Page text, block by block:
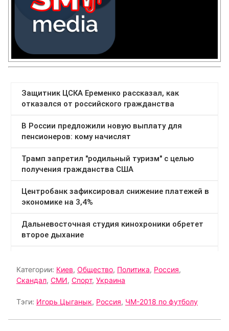
Категории: Киев, Общество, Политика, Россия,
Скандал, СМИ, Спорт, Украина
Тэги: Игорь Цыганык, Россия, ЧМ-2018 по футболу